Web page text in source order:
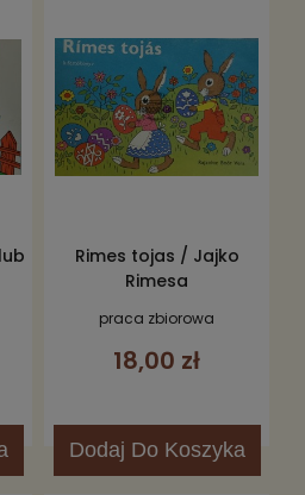
Rimes tojas / Jajko
Rimesa
praca zbiorowa
18,00 zł
Dodaj Do Koszyka